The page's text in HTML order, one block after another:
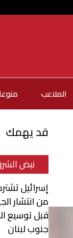
الملاعب
قد يهمك
نبض
إسرائيل
من انتشار
قبل توسيع
جنوب لبنان